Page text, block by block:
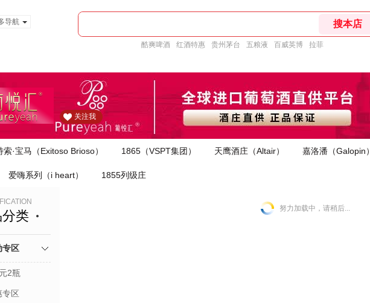
导航
酷爽啤酒 红酒特惠 贵州茅台 五粮液 百威英博 拉菲
关注我
索·宝马（Exitoso Brioso） 1865（VSPT集团） 天鹰酒庄（Altair） 嘉洛潘（Galopin）
爱嗨系列（i heart） 1855列级庄
类
专区
2瓶
专区
努力加载中，请稍后...